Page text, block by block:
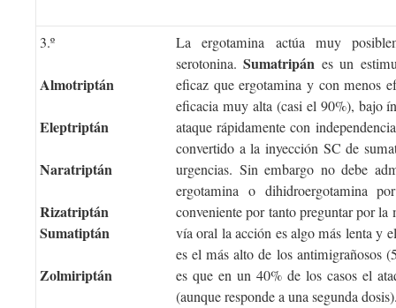
3.º
Almotriptán
Eleptriptán
Naratriptán
Rizatriptán
Sumatiptán
Zolmiriptán
La ergotamina actúa muy
serotonina.Sumatripán es un
eficaz que ergotamina y con menos
eficacia muy alta (casi el 90%), bajo
ataque rápidamente con
convertido a la inyección SC de
urgencias. Sin embargo no debe
ergotamina o dihidroergotamina
conveniente por tanto preguntar por
vía oral la acción es algo más lenta y
es el más alto de los antimigrañosos
es que en un 40% de los casos el
(aunque responde a una segunda